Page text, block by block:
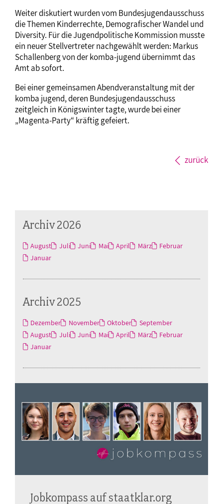
Weiter diskutiert wurden vom Bundesjugendausschuss
die Themen Kinderrechte, Demografischer Wandel und
Diversity. Für die Jugendpolitische Kommission musste
ein neuer Stellvertreter nachgewählt werden: Markus
Schallenberg von der komba-jugend übernimmt das
Amt ab sofort.
Bei einer gemeinsamen Abendveranstaltung mit der
komba jugend, deren Bundesjugendausschuss
zeitgleich in Königswinter tagte, wurde bei einer
„Magenta-Party“ kräftig gefeiert.
zurück
Archiv 2026
August Juli Juni Mai April März
Februar
Januar
Archiv 2025
Dezember November Oktober
September
August
Juli Juni Mai April März
Februar
Januar
Jobkompass auf staatklar.org